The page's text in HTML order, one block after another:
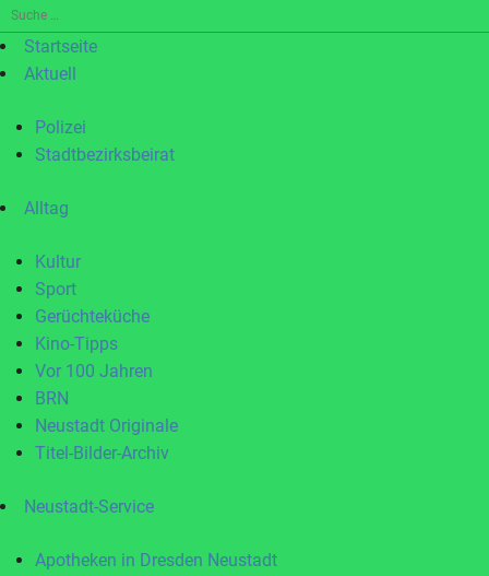
Suche
nach:Startseite
Aktuell
Polizei
Stadtbezirksbeirat
Alltag
Kultur
Sport
Gerüchteküche
Kino-Tipps
Vor 100 Jahren
BRN
Neustadt Originale
Titel-Bilder-Archiv
Neustadt-Service
Apotheken in Dresden Neustadt